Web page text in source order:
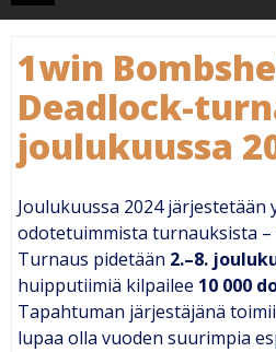
1win
Deadlock-
joulukuussa
Joulukuussa 2024 järjestetään
odotetuimmista turnauksista –
Turnaus pidetään 2.–8.
huipputiimiä kilpailee 10 000
Tapahtuman järjestäjänä
lupaa olla vuoden suurimpia